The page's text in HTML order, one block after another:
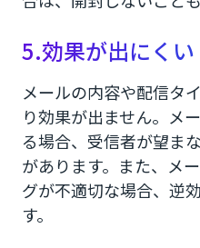
5.効果が出にくい
メールの内容や配信タ
り効果が出ません。メ
る場合、受信者が望ま
があります。また、メ
グが不適切な場合、逆
す。